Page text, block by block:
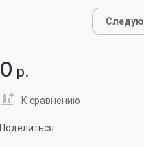
0 р.
К сравнению
Поделиться